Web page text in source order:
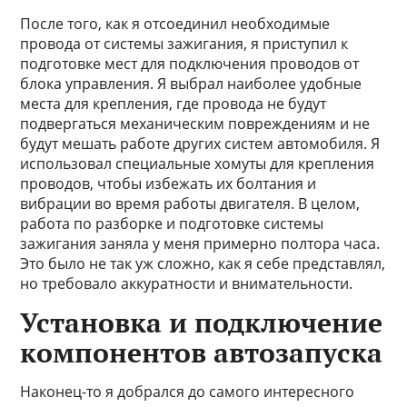
После того, как я отсоединил необходимые
провода от системы зажигания, я приступил к
подготовке мест для подключения проводов от
блока управления. Я выбрал наиболее удобные
места для крепления, где провода не будут
подвергаться механическим повреждениям и не
будут мешать работе других систем автомобиля. Я
использовал специальные хомуты для крепления
проводов, чтобы избежать их болтания и
вибрации во время работы двигателя. В целом,
работа по разборке и подготовке системы
зажигания заняла у меня примерно полтора часа.
Это было не так уж сложно, как я себе представлял,
но требовало аккуратности и внимательности.
Установка и подключение
компонентов автозапуска
Наконец-то я добрался до самого интересного